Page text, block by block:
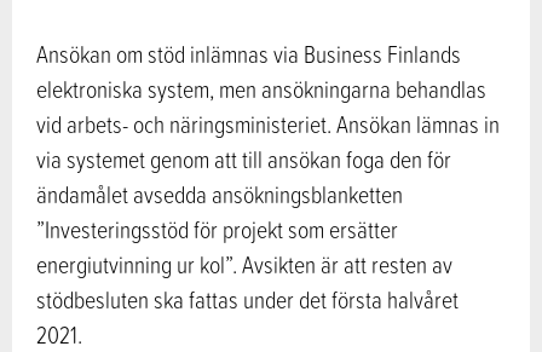
Ansökan om stöd inlämnas via Business Finlands
elektroniska system, men ansökningarna behandlas
vid arbets- och näringsministeriet. Ansökan lämnas in
via systemet genom att till ansökan foga den för
ändamålet avsedda ansökningsblanketten
”Investeringsstöd för projekt som ersätter
energiutvinning ur kol”. Avsikten är att resten av
stödbesluten ska fattas under det första halvåret
2021.